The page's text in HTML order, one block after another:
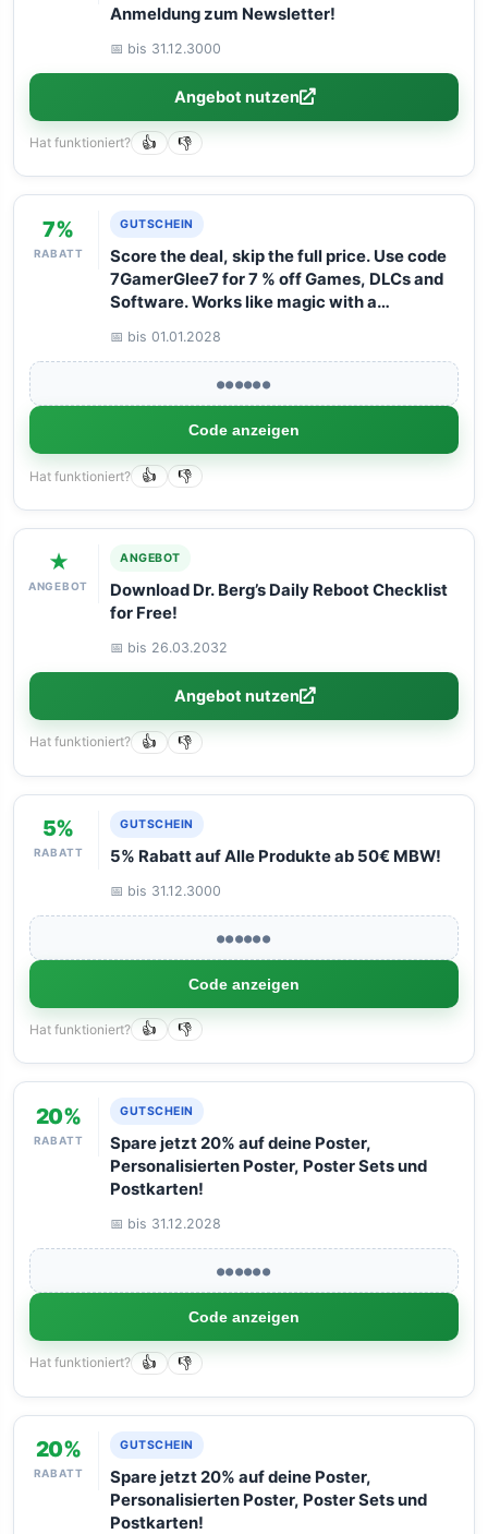
Anmeldung zum Newsletter!
📅 bis 31.12.3000
Angebot nutzen
Hat funktioniert? 👍 👎
7%
RABATT
GUTSCHEIN
Score the deal, skip the full price. Use code
7GamerGlee7 for 7 % off Games, DLCs and
Software. Works like magic with a
📅 bis 01.01.2028
●●●●●●
Code anzeigen
Hat funktioniert? 👍 👎
★
ANGEBOT
ANGEBOT
Download Dr. Berg’s Daily Reboot Checklist
for Free!
📅 bis 26.03.2032
Angebot nutzen
Hat funktioniert? 👍 👎
5%
RABATT
GUTSCHEIN
5% Rabatt auf Alle Produkte ab 50€ MBW!
📅 bis 31.12.3000
●●●●●●
Code anzeigen
Hat funktioniert? 👍 👎
20%
RABATT
GUTSCHEIN
Spare jetzt 20% auf deine Poster,
Personalisierten Poster, Poster Sets und
Postkarten!
📅 bis 31.12.2028
●●●●●●
Code anzeigen
Hat funktioniert? 👍 👎
20%
RABATT
GUTSCHEIN
Spare jetzt 20% auf deine Poster,
Personalisierten Poster, Poster Sets und
Postkarten!